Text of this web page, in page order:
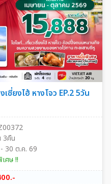
ซี่ยงไฮ้ หางโจว EP.2 5วัน
3คืน
30 ต.ค. 69
ศษ !!